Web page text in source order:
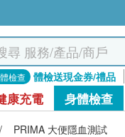
檢查 體檢送現金券/禮品
康充電 身體檢查
/ PRIMA 大便隱血測試